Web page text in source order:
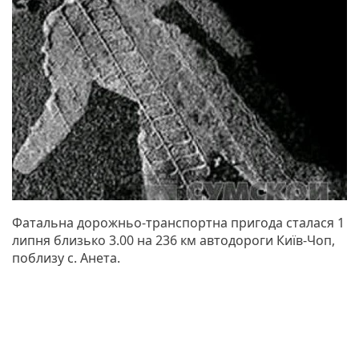
Фатальна дорожньо-транспортна пригода сталася 1
липня близько 3.00 на 236 км автодороги Київ-Чоп,
поблизу с. Анета.